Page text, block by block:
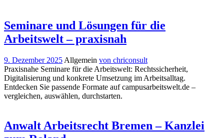
Seminare und Lösungen für die
Arbeitswelt – praxisnah
9. Dezember 2025 Allgemein von chriconsult
Praxisnahe Seminare für die Arbeitswelt: Rechtssicherheit,
Digitalisierung und konkrete Umsetzung im Arbeitsalltag.
Entdecken Sie passende Formate auf campusarbeitswelt.de –
vergleichen, auswählen, durchstarten.
Anwalt Arbeitsrecht Bremen – Kanzlei